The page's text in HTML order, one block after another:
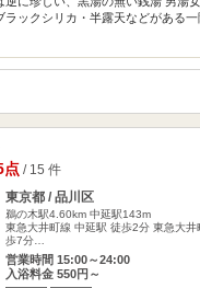
ラックシリカ・半露天などがある
点/ 15 件
東京都 / 品川区
鵜の木駅4.60km 中延駅143m
東急大井町線 中延駅 徒歩2分 東急大
歩7分…
営業時間 15:00～24:00
入浴料金 550円～